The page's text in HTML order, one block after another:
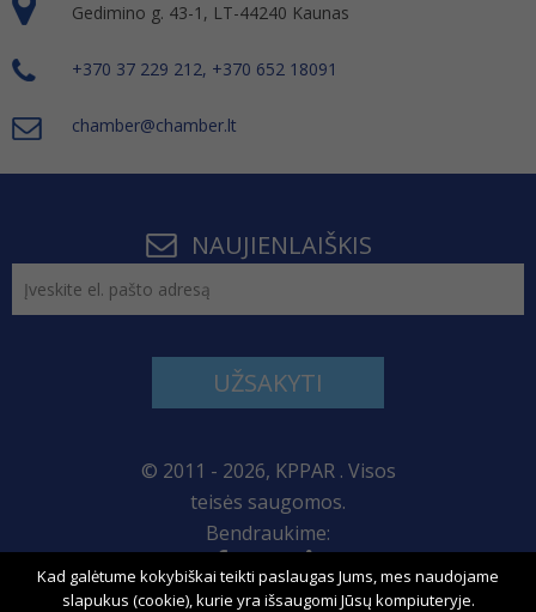
Gedimino g. 43-1, LT-44240 Kaunas
+370 37 229 212, +370 652 18091
chamber@chamber.lt
NAUJIENLAIŠKIS
UŽSAKYTI
© 2011 - 2026, KPPAR . Visos
teisės saugomos.
Bendraukime:
Svetainės žemėlapis
Kad galėtume kokybiškai teikti paslaugas Jums, mes naudojame
slapukus (cookie), kurie yra išsaugomi Jūsų kompiuteryje.